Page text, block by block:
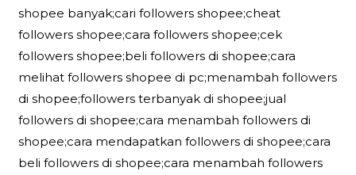
shopee banyak;cari followers shopee;cheat
followers shopee;cara followers shopee;cek
followers shopee;beli followers di shopee;cara
melihat followers shopee di pc;menambah followers
di shopee;followers terbanyak di shopee;jual
followers di shopee;cara menambah followers di
shopee;cara mendapatkan followers di shopee;cara
beli followers di shopee;cara menambah followers